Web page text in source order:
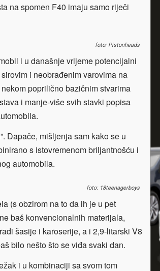
na spomen F40 imaju samo riječi
foto: Pistonheads
i u današnje vrijeme potencijalni
i neobrađenim varovima na
poprilično bazičnim stvarima
i manje-više svih stavki popisa
Dapače, mišljenja sam kako se u
s istovremenom briljantnošću i
automobila.
foto: 18teenagerboys
(s obzirom na to da ih je u pet
baš konvencionalnih materijala,
šasije i karoserije, a i 2,9-litarski V8
bilo nešto što se viđa svaki dan.
i u kombinaciji sa svom tom